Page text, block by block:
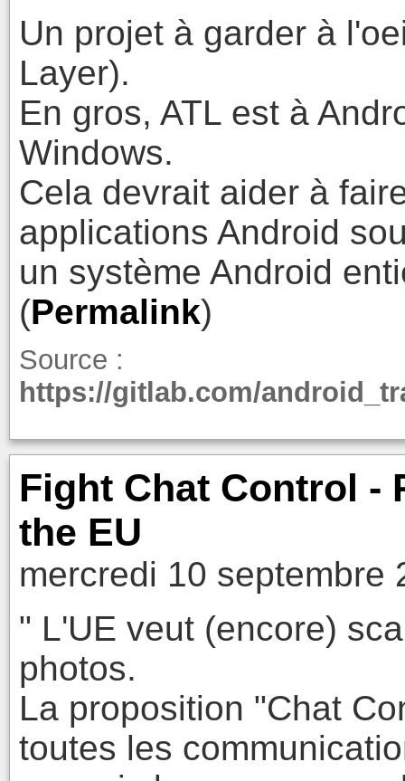
Un projet à garder à
Layer).
En gros, ATL est à
Windows.
Cela devrait aider à
applications Android
un système Android
(Permalink)
Source :
https://gitlab.com/
Fight Chat Control -
the EU
mercredi 10 septembre
" L'UE veut (encore)
photos.
La proposition "Chat
toutes les